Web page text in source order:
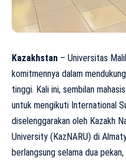
Kazakhstan – Universitas
komitmennya dalam
tinggi. Kali ini, sembilan
untuk mengikuti International
diselenggarakan oleh Kazakh
University (KazNARU) di
berlangsung selama dua